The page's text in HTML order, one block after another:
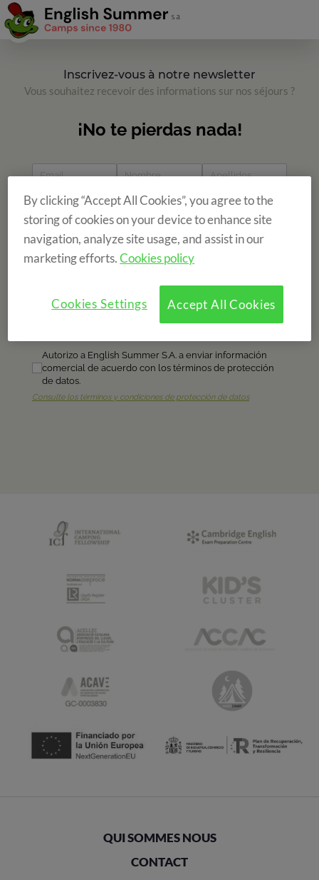
Inscrivez-vous à notre newsletter
Vous souhaitez recevoir des informations sur nos séjours ?
QUI SOMMES NOUS
CONTACT
By clicking “Accept All Cookies”, you agree to the
storing of cookies on your device to enhance site
navigation, analyze site usage, and assist in our
marketing efforts.Cookies policy
Accept All Cookies
Cookies Settings